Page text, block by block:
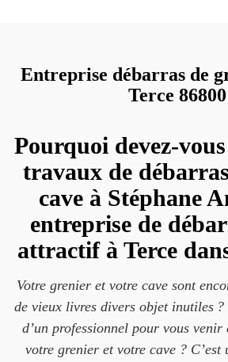
Entreprise débarras de
Terce 86800
Pourquoi devez-
travaux de
cave à Stéphane
entreprise de
attractif à Terce
Votre grenier et votre cave sont
de vieux livres divers objet inutiles ?
d’un professionnel pour vous
votre grenier et votre cave ? C’est